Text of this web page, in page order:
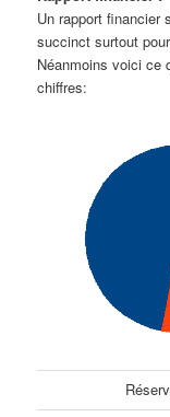
Un rapport financier
succinct surtout
Néanmoins voici ce
chiffres: